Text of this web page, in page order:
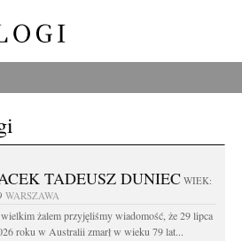
TADEUSZ DUNIECWIEK:
WARSZAWA
żalem przyjęliśmy wiadomość, że 29 lipca
roku w Australii zmarł w wieku 79 lat...